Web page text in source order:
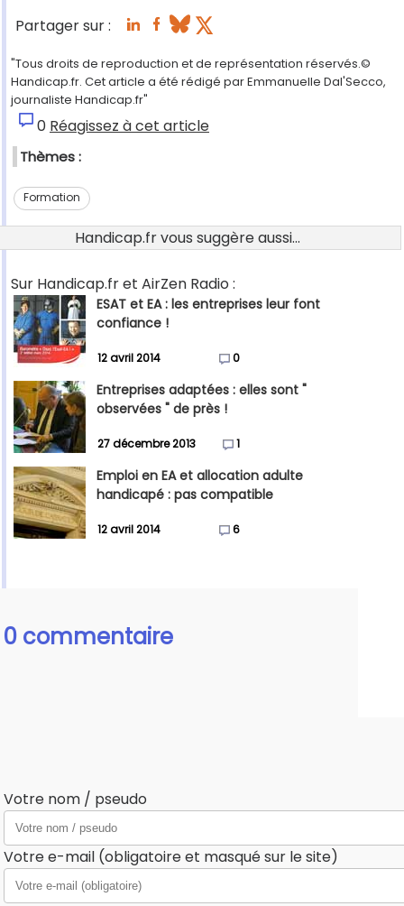
Partager sur :
"Tous droits de reproduction et de représentation réservés.©
Handicap.fr. Cet article a été rédigé par Emmanuelle Dal'Secco,
journaliste Handicap.fr"
0 Réagissez à cet article
Thèmes :
Formation
Handicap.fr vous suggère aussi...
Sur Handicap.fr et AirZen Radio :
ESAT et EA : les entreprises leur font
confiance !
12 avril 2014 0
Entreprises adaptées : elles sont "
observées " de près !
27 décembre 2013 1
Emploi en EA et allocation adulte
handicapé : pas compatible
12 avril 2014 6
0 commentaire
Votre nom / pseudo
Votre e-mail (obligatoire et masqué sur le site)